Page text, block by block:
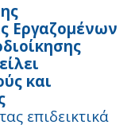
Εργαζομένων
και
επιδεικτικά